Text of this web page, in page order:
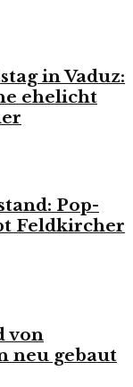
in Vaduz:
ehelicht
Pop-
Feldkircher
von
neu gebaut